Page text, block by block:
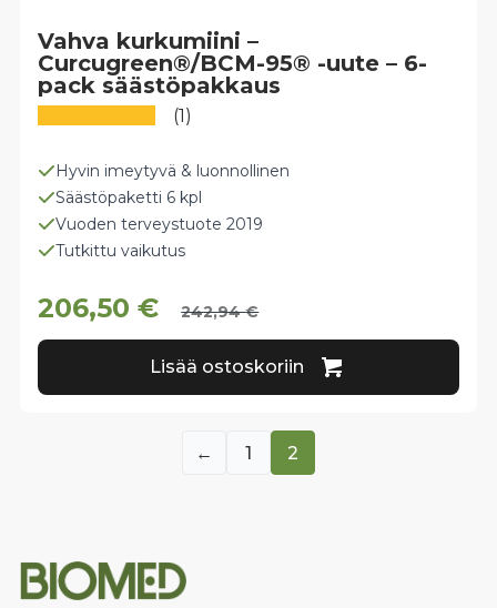
Hyvin imeytyvä & luonnollinen
Säästöpaketti 6 kpl
Vuoden terveystuote 2019
Tutkittu vaikutus
206,50€ 242,94€
Vahva kurkumiini –
Curcugreen®/BCM-95® -uute – 6-
pack säästöpakkaus
(1)
Lisää ostoskoriin
← 1 2